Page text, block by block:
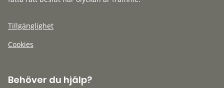
Tillgänglighet
Cookies
Behöver du hjälp?